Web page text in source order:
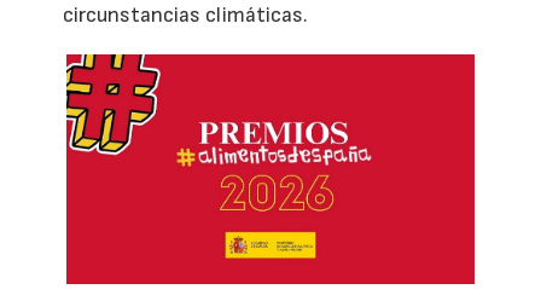
circunstancias climáticas.